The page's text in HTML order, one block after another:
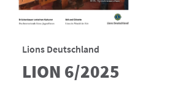
Lions Deutschland
LION 6/2025